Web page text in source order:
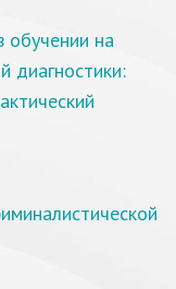
обучении на
диагностики: